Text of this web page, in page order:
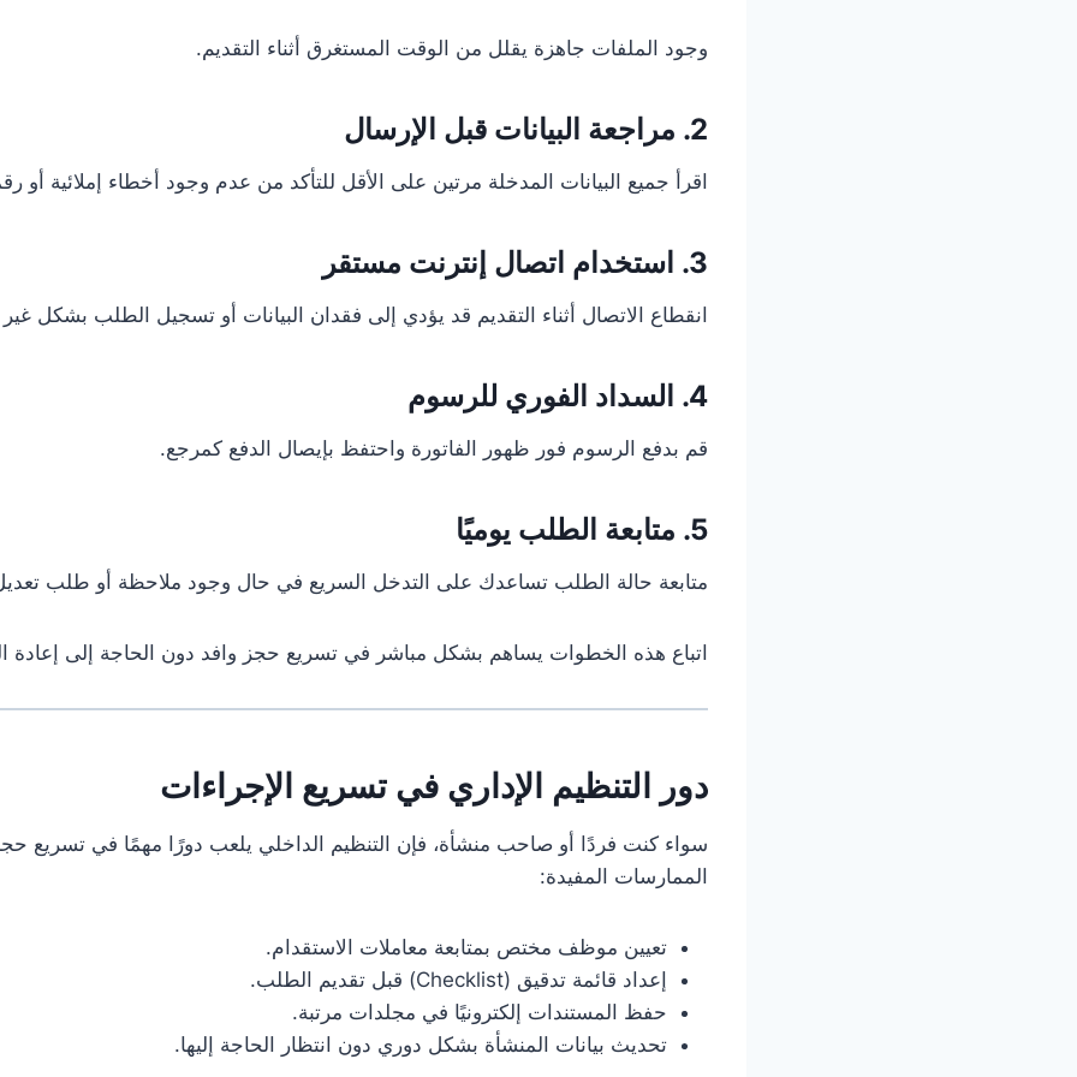
وجود الملفات جاهزة يقلل من الوقت المستغرق أثناء التقديم.
2. مراجعة البيانات قبل الإرسال
اقرأ جميع البيانات المدخلة مرتين على الأقل للتأكد من عدم وجود أخطاء إملائية أو
3. استخدام اتصال إنترنت مستقر
انقطاع الاتصال أثناء التقديم قد يؤدي إلى فقدان البيانات أو تسجيل الطلب بشكل
4. السداد الفوري للرسوم
قم بدفع الرسوم فور ظهور الفاتورة واحتفظ بإيصال الدفع كمرجع.
5. متابعة الطلب يوميًا
متابعة حالة الطلب تساعدك على التدخل السريع في حال وجود ملاحظة أو طلب
اتباع هذه الخطوات يساهم بشكل مباشر في تسريع حجز وافد دون الحاجة إلى إعادة
دور التنظيم الإداري في تسريع الإجراءات
سواء كنت فردًا أو صاحب منشأة، فإن التنظيم الداخلي يلعب دورًا مهمًا في تسريع
الممارسات المفيدة:
تعيين موظف مختص بمتابعة معاملات الاستقدام.
إعداد قائمة تدقيق (Checklist) قبل تقديم الطلب.
حفظ المستندات إلكترونيًا في مجلدات مرتبة.
تحديث بيانات المنشأة بشكل دوري دون انتظار الحاجة إليها.